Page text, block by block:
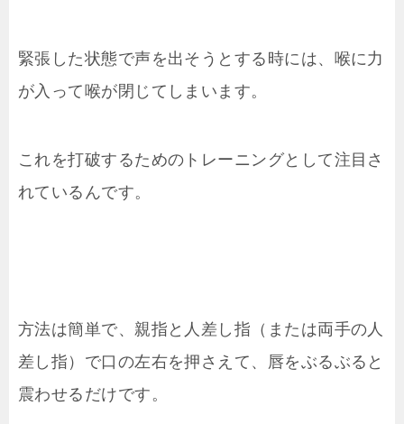
緊張した状態で声を出そうとする時には、喉に力
が入って喉が閉じてしまいます。
これを打破するためのトレーニングとして注目さ
れているんです。
方法は簡単で、親指と人差し指（または両手の人
差し指）で口の左右を押さえて、唇をぶるぶると
震わせるだけです。